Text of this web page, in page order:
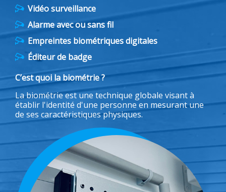
Vidéo surveillance
Alarme avec ou sans fil
Empreintes biométriques digitales
Éditeur de badge
C’est quoi la biométrie ?
La biométrie est une technique globale visant à
établir l'identité d'une personne en mesurant une
de ses caractéristiques physiques.